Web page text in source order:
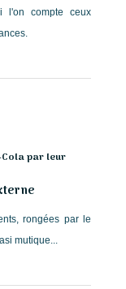
l'on compte ceux
Cola par leur
rongées par le
mutique...